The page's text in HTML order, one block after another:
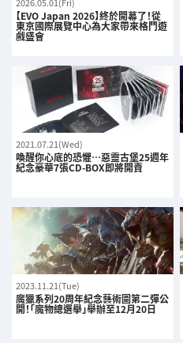
【EVO Japan 2026】終於開幕了！從
東京國際展覽中心為大家帶來格鬥遊
戲盛會
2021.07.21(Wed)
喚醒你心底的恐懼…惡靈古堡25週年
紀念豪華7張CD-BOX即將開賣
2023.11.21(Tue)
魔獵系列20周年紀念藝術圖第二彈公
開！「魔物總選擧」舉辦至12月20日